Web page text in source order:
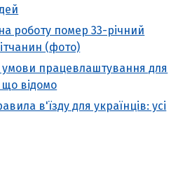
роботу помер 33-річний
(фото)
працевлаштування для
відомо
в'їзду для українців: усі